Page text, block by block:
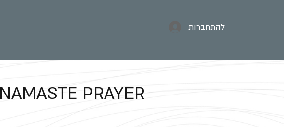
להתחברות
NAMASTE PRAYER